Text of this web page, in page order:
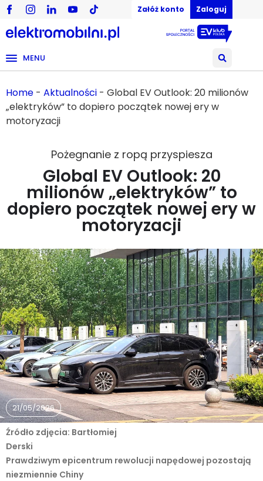
Załóż konto Zaloguj
MENU
Home - Aktualności - Global EV Outlook: 20 milionów
„elektryków” to dopiero początek nowej ery w
motoryzacji
Pożegnanie z ropą przyspiesza
Global EV Outlook: 20
milionów „elektryków” to
dopiero początek nowej ery w
motoryzacji
21/05/2026
Prawdziwym epicentrum rewolucji napędowej pozostają
niezmiennie Chiny
Źródło zdjęcia: Bartłomiej
Derski